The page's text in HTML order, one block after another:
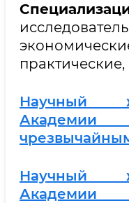
Научный
Академии
Научный
Академии